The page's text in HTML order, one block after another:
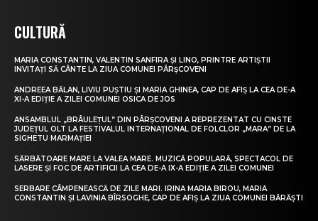
CULTURĂ
MARIA CONSTANTIN, VALENTIN SANFIRA ȘI LINO, PRINTRE ARTIȘTII
INVITAȚI SĂ CÂNTE LA ZIUA COMUNEI PÂRȘCOVENI
ANDREEA BĂLAN, LIVIU PUȘTIU ȘI MARIA GHINEA, CAP DE AFIȘ LA CEA DE-A
XI-A EDIȚIE A ZILEI COMUNEI OSICA DE JOS
ANSAMBLUL „BRÂULEȚUL” DIN PÂRȘCOVENI A REPREZENTAT CU CINSTE
JUDEȚUL OLT LA FESTIVALUL INTERNAȚIONAL DE FOLCLOR „MARA” DE LA
SIGHETU MARMAȚIEI
SĂRBĂTOARE MARE LA VALEA MARE. MUZICĂ POPULARĂ, SPECTACOL DE
LASERE ȘI FOC DE ARTIFICII LA CEA DE-A IX-A EDIȚIE A ZILEI COMUNEI
SERBARE CÂMPENEASCĂ DE ZILE MARI. IRINA MARIA BIROU, MARIA
CONSTANTIN ȘI LAVINIA BÎRSOGHE, CAP DE AFIȘ LA ZIUA COMUNEI BĂRĂȘTI